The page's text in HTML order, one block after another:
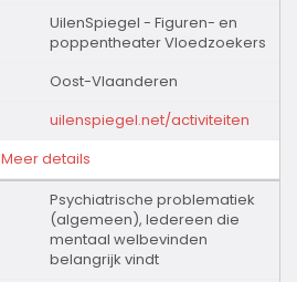
UilenSpiegel - Figuren- en
poppentheater Vloedzoekers
Oost-Vlaanderen
uilenspiegel.net/activiteiten
Meer details
Psychiatrische problematiek
(algemeen), Iedereen die
mentaal welbevinden
belangrijk vindt